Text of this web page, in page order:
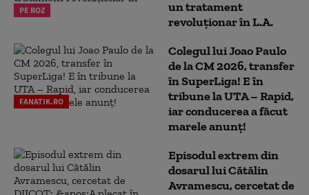
PE ROZ
un tratament
revoluționar în L.A.
FANATIK.RO
Colegul lui Joao Paulo
de la CM 2026, transfer
în SuperLiga! E în
tribune la UTA – Rapid,
iar conducerea a făcut
marele anunț!
Episodul extrem din
dosarul lui Cătălin
Avramescu, cercetat de